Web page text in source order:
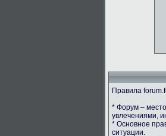
Правила
* Форум –
увлечениями,
* Основное
ситуации.